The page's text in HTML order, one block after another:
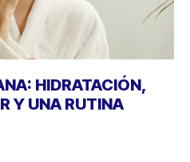
HIDRATACIÓN,
Y UNA RUTINA